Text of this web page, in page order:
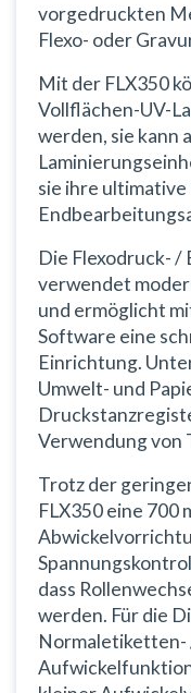
vorgedruckten
Flexo- oder
Mit der FLX350
Vollflächen-UV-
werden, sie kann
sie ihre
Die Flexodruck-
verwendet
und ermöglicht
Software eine
Einrichtung.
Umwelt- und
Verwendung von
Trotz der
FLX350 eine 700
dass
werden. Für die
Normaletiketten-